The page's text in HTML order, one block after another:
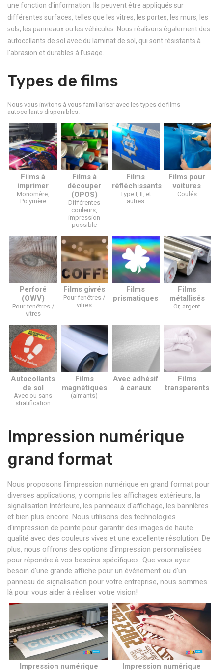
une fonction d'information. Ils peuvent être appliqués sur
différentes surfaces, telles que les vitres, les portes, les murs, les
sols, les panneaux ou les véhicules. Nous réalisons également des
autocollants de sol avec du laminat de sol, qui sont résistants à
l'abrasion et durables à l'usage.
Types de films
Nous vous invitons à vous familiariser avec les types de films
autocollants disponibles.
Films à
imprimer
Monomère,
Polymère
Films à
découper
(OPOS)
Différentes
couleurs,
impression
possible
Films
réfléchissants
Type I, II, et
autres
Films pour
voitures
Coulés
Perforé
(OWV)
Pour fenêtres /
vitres
Films givrés
Pour fenêtres /
vitres
Films
prismatiques
Films
métallisés
Or, argent
Autocollants
de sol
Avec ou sans
stratification
Films
magnétiques
(aimants)
Avec adhésif
à canaux
Films
transparents
Impression numérique
grand format
Nous proposons l'impression numérique en grand format pour
diverses applications, y compris les affichages extérieurs, la
signalisation intérieure, les panneaux d'affichage, les bannières
et bien plus encore. Nous utilisons des technologies
d'impression de pointe pour garantir des images de haute
qualité avec des couleurs vives et une excellente résolution. De
plus, nous offrons des options d'impression personnalisées
pour répondre à vos besoins spécifiques. Que vous ayez
besoin d'une grande affiche pour un événement ou d'un
panneau de signalisation pour votre entreprise, nous sommes
là pour vous aider à réaliser votre vision!
Impression numérique Impression numérique